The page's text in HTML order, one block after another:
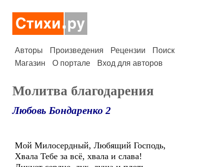
Авторы Произведения Рецензии
Поиск
Магазин
О портале Вход для авторов
Молитва благодарения
Любовь Бондаренко 2
Мой Милосердный, Любящий Господь,
Хвала Тебе за всё, хвала и слава!